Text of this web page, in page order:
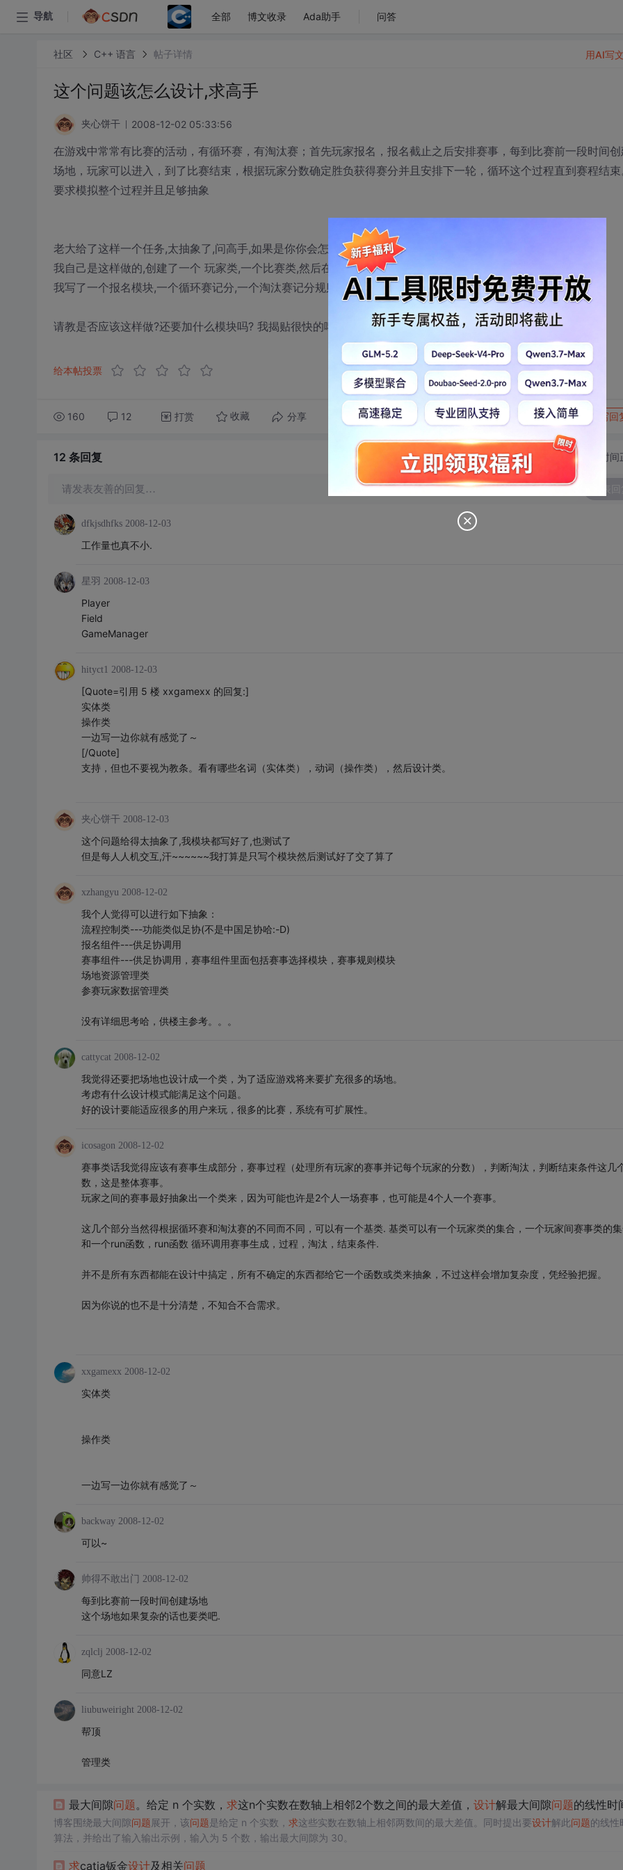
导航 全部 博文收录 Ada助手 问答
社区 C++ 语言 帖子详情
这个问题该怎么设计,求高手
夹心饼干 2008-12-02 05:33:56
在游戏中常常有比赛的活动，有循环赛，有淘汰赛；首先玩家报名，报名截止之后安排赛事，每到比赛前一段时间创
场地，玩家可以进入，到了比赛结束，根据玩家分数确定胜负获得赛分并且安排下一轮，循环这个过程直到赛程结束
要求模拟整个过程并且足够抽象
老大给了这样一个任务,太抽象了,问高手,如果是你你会怎么做?
我自己是这样做的,创建了一个 玩家类,一个比赛类,然后在比赛类下派生出一个循环类和一个淘汰赛类.
我写了一个报名模块,一个循环赛记分,一个淘汰赛记分规则
请教是否应该这样做?还要加什么模块吗? 我揭贴很快的哦!!!
给本帖投票
160 12 打赏 收藏 分享 转发到动态 举报 写回
用AI写
12 条回复 切换为时间
请发表友善的回复…
dfkjsdhfks 2008-12-03
工作量也真不小.
星羽 2008-12-03
Player
Field
GameManager
hityct1 2008-12-03
[Quote=引用 5 楼 xxgamexx 的回复:]
实体类
操作类
一边写一边你就有感觉了～
[/Quote]
支持，但也不要视为教条。看有哪些名词（实体类），动词（操作类），然后设计类。
夹心饼干 2008-12-03
这个问题给得太抽象了,我模块都写好了,也测试了
但是每人人机交互,汗~~~~~~我打算是只写个模块然后测试好了交了算了
xzhangyu 2008-12-02
我个人觉得可以进行如下抽象：
流程控制类---功能类似足协(不是中国足协哈:-D)
报名组件---供足协调用
赛事组件---供足协调用，赛事组件里面包括赛事选择模块，赛事规则模块
场地资源管理类
参赛玩家数据管理类
没有详细思考哈，供楼主参考。。。
cattycat 2008-12-02
我觉得还要把场地也设计成一个类，为了适应游戏将来要扩充很多的场地。
考虑有什么设计模式能满足这个问题。
好的设计要能适应很多的用户来玩，很多的比赛，系统有可扩展性。
icosagon 2008-12-02
赛事类话我觉得应该有赛事生成部分，赛事过程（处理所有玩家的赛事并记每个玩家的分数），判断淘汰，判断结束条件这几
数，这是整体赛事。
玩家之间的赛事最好抽象出一个类来，因为可能也许是2个人一场赛事，也可能是4个人一个赛事。
这几个部分当然得根据循环赛和淘汰赛的不同而不同，可以有一个基类. 基类可以有一个玩家类的集合，一个玩家间赛事类的
和一个run函数，run函数 循环调用赛事生成，过程，淘汰，结束条件.
并不是所有东西都能在设计中搞定，所有不确定的东西都给它一个函数或类来抽象，不过这样会增加复杂度，凭经验把握。
因为你说的也不是十分清楚，不知合不合需求。
xxgamexx 2008-12-02
实体类
操作类
一边写一边你就有感觉了～
backway 2008-12-02
可以~
帅得不敢出门 2008-12-02
每到比赛前一段时间创建场地
这个场地如果复杂的话也要类吧.
zqlclj 2008-12-02
同意LZ
liubuweiright 2008-12-02
帮顶
管理类
最大间隙问题。给定 n 个实数， 求这n个实数在数轴上相邻2个数之间的最大差值， 设计解最大间隙问题的线性时间算
博客围绕最大间隙问题展开，该问题是给定 n 个实数， 求这些实数在数轴上相邻两数间的最大差值。同时提出要设计解此问题的线性
算法，并给出了输入输出示例，输入为 5 个数，输出最大间隙为 30。
求catia钣金设计及相关问题